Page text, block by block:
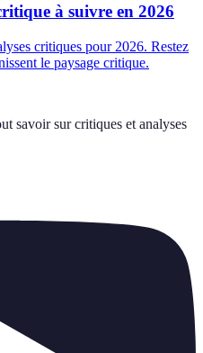
à suivre en 2026
critiques pour 2026. Restez
le paysage critique.
savoir sur critiques et analyses